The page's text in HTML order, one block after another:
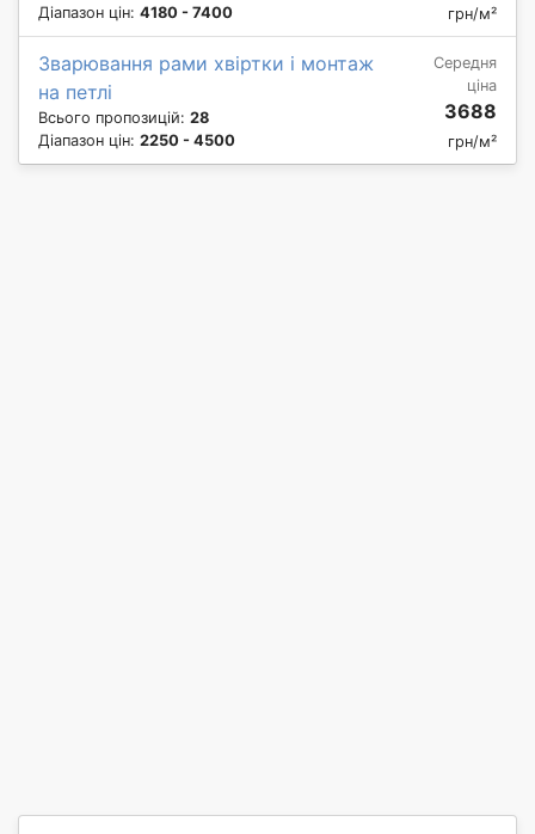
Діапазон цін: 4180 - 7400 грн/м²
Зварювання рами хвіртки і монтаж
на петлі
Всього пропозицій: 28
Діапазон цін: 2250 - 4500
Середня
ціна
3688
грн/м²